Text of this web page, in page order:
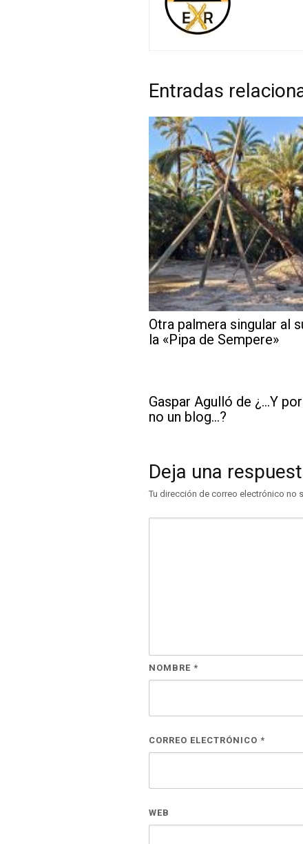
Entradas
Otra palmera singular al
la «Pipa de Sempere»
Gaspar Agulló de ¿…Y
no un blog…?
Deja una
Tu dirección de correo electrónico no
NOMBRE *
CORREO ELECTRÓNICO *
WEB